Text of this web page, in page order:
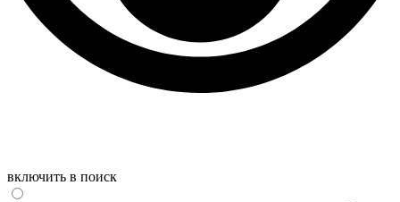
включить в поиск